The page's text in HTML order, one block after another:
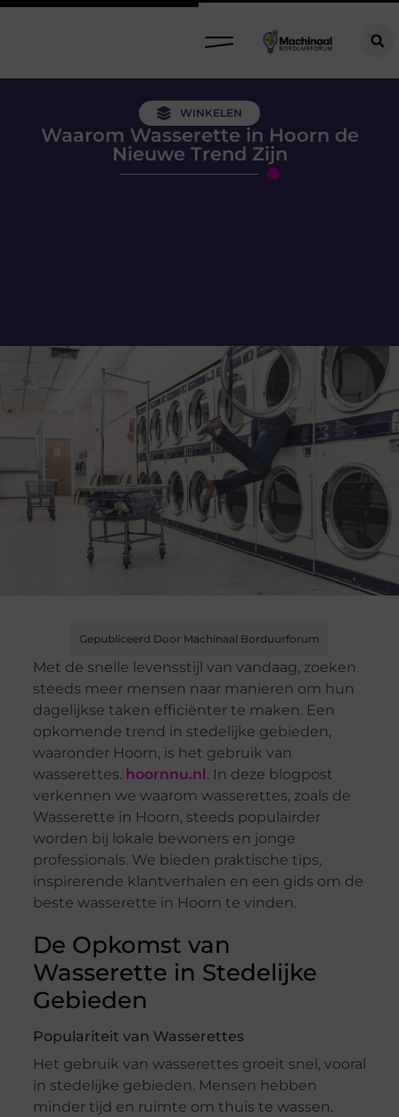
WINKELEN
Waarom Wasserette in Hoorn de
Nieuwe Trend Zijn
Gepubliceerd Door Machinaal Borduurforum
Met de snelle levensstijl van vandaag, zoeken
steeds meer mensen naar manieren om hun
dagelijkse taken efficiënter te maken. Een
opkomende trend in stedelijke gebieden,
waaronder Hoorn, is het gebruik van
wasserettes. hoornnu.nl. In deze blogpost
verkennen we waarom wasserettes, zoals de
Wasserette in Hoorn, steeds populairder
worden bij lokale bewoners en jonge
professionals. We bieden praktische tips,
inspirerende klantverhalen en een gids om de
beste wasserette in Hoorn te vinden.
De Opkomst van
Wasserette in Stedelijke
Gebieden
Populariteit van Wasserettes
Het gebruik van wasserettes groeit snel, vooral
in stedelijke gebieden. Mensen hebben
minder tijd en ruimte om thuis te wassen.